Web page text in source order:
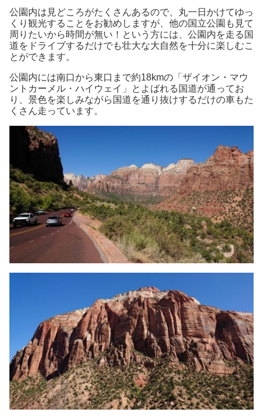
公園内は見どころがたくさんあるので、丸一日かけてゆっ
くり観光することをお勧めしますが、他の国立公園も見て
周りたいから時間が無い！という方には、公園内を走る国
道をドライブするだけでも壮大な大自然を十分に楽しむこ
とができます。
公園内には南口から東口まで約18kmの「ザイオン・マウ
ントカーメル・ハイウェイ」とよばれる国道が通ってお
り、景色を楽しみながら国道を通り抜けするだけの車もた
くさん走っています。